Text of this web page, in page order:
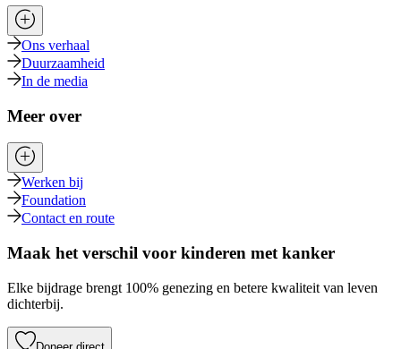
Ons verhaal
Duurzaamheid
In de media
Meer over
Werken bij
Foundation
Contact en route
Maak het verschil voor kinderen met kanker
Elke bijdrage brengt 100% genezing en betere kwaliteit van leven
dichterbij.